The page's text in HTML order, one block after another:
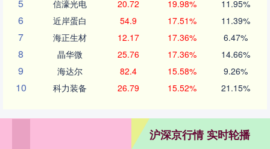
5 信濠光电 20.72 19.98% 11.95%
6 近岸蛋白 54.9 17.51% 11.39%
7 海正生材 12.17 17.36% 6.47%
8 晶华微 25.76 17.36% 14.66%
9 海达尔 82.4 15.58% 9.26%
10 科力装备 26.79 15.52% 21.15%
沪深京行情 实时轮播